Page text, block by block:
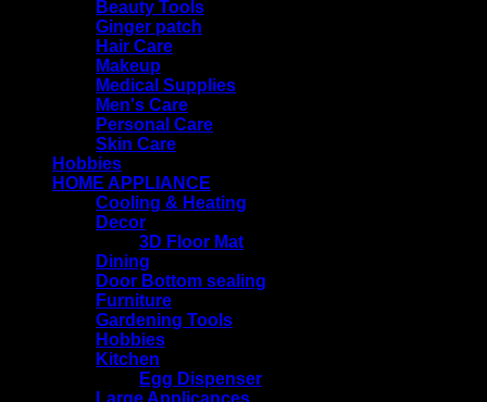
Beauty Tools
Ginger patch
Hair Care
Makeup
Medical Supplies
Men's Care
Personal Care
Skin Care
Hobbies
HOME APPLIANCE
Cooling & Heating
Decor
3D Floor Mat
Dining
Door Bottom sealing
Furniture
Gardening Tools
Hobbies
Kitchen
Egg Dispenser